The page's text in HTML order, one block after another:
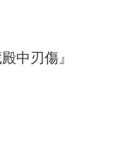
中刃傷』